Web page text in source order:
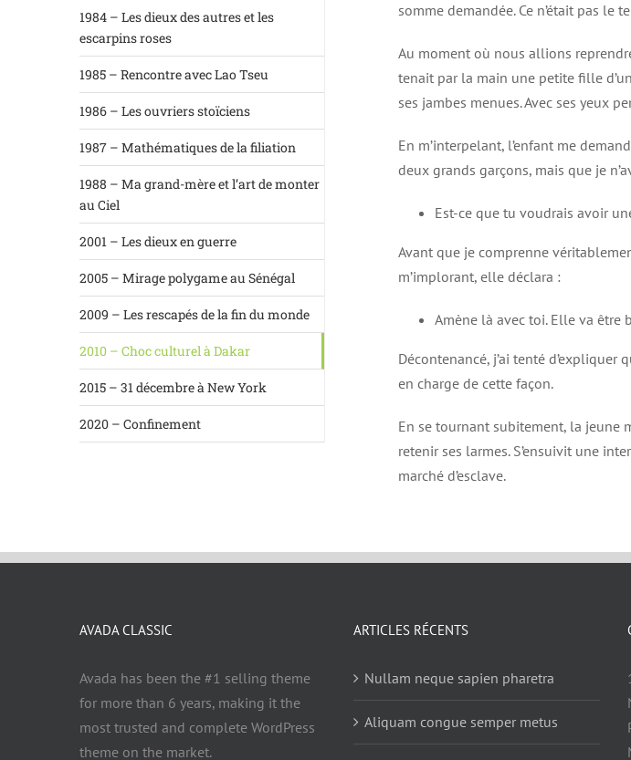
somme demandée. Ce n’était pas le
Au moment où nous allions
tenait par la main une petite fille
ses jambes menues. Avec ses yeux
En m’interpelant, l’enfant me
deux grands garçons, mais que je
Est-ce que tu voudrais avoir
Avant que je comprenne
m’implorant, elle déclara :
Amène là avec toi. Elle va être
Décontenancé, j’ai tenté
en charge de cette façon.
En se tournant subitement, la jeune
retenir ses larmes. S’ensuivit une
marché d’esclave.
1984 – Les dieux des autres et les
escarpins roses
1985 – Rencontre avec Lao Tseu
1986 – Les ouvriers stoïciens
1987 – Mathématiques de la filiation
1988 – Ma grand-mère et l’art de monter
au Ciel
2001 – Les dieux en guerre
2005 – Mirage polygame au Sénégal
2009 – Les rescapés de la fin du monde
2010 – Choc culturel à Dakar
2015 – 31 décembre à New York
2020 – Confinement
AVADA CLASSIC
Avada has been the #1 selling theme
for more than 6 years, making it the
most trusted and complete WordPress
theme on the market.
ARTICLES RÉCENTS
Nullam neque sapien pharetra
Aliquam congue semper metus